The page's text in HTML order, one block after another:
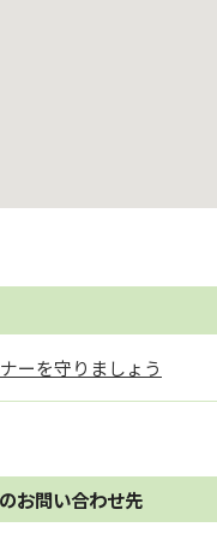
ーを守りましょう
お問い合わせ先